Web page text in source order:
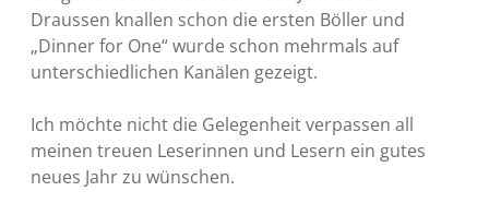
Draussen knallen schon die ersten Böller und
„Dinner for One“ wurde schon mehrmals auf
unterschiedlichen Kanälen gezeigt.
Ich möchte nicht die Gelegenheit verpassen all
meinen treuen Leserinnen und Lesern ein gutes
neues Jahr zu wünschen.